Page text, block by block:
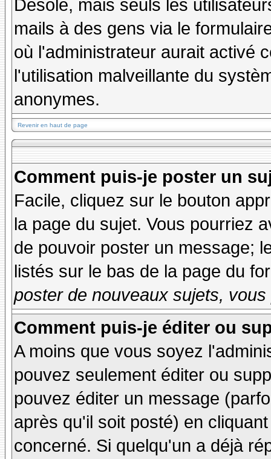
Désolé, mais seuls les
mails à des gens via le
où l'administrateur aurait activé
l'utilisation malveillante du
anonymes.
Revenir en haut de page
Comment puis-je poster un
Facile, cliquez sur le bouton
la page du sujet. Vous pourriez
de pouvoir poster un message;
listés sur le bas de la page du
poster de nouveaux sujets,
Comment puis-je éditer ou
A moins que vous soyez
pouvez seulement éditer ou
pouvez éditer un message
après qu'il soit posté) en
concerné. Si quelqu'un a déjà